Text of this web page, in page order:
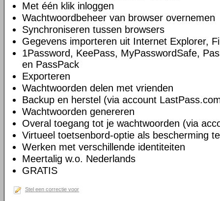
Met één klik inloggen
Wachtwoordbeheer van browser overnemen
Synchroniseren tussen browsers
Gegevens importeren uit Internet Explorer,
1Password, KeePass, MyPasswordSafe,
en PassPack
Exporteren
Wachtwoorden delen met vrienden
Backup en herstel (via account
Wachtwoorden genereren
Overal toegang tot je wachtwoorden (via
Virtueel toetsenbord-optie als bescherming
Werken met verschillende identiteiten
Meertalig w.o. Nederlands
GRATIS
Stel een correctie voor